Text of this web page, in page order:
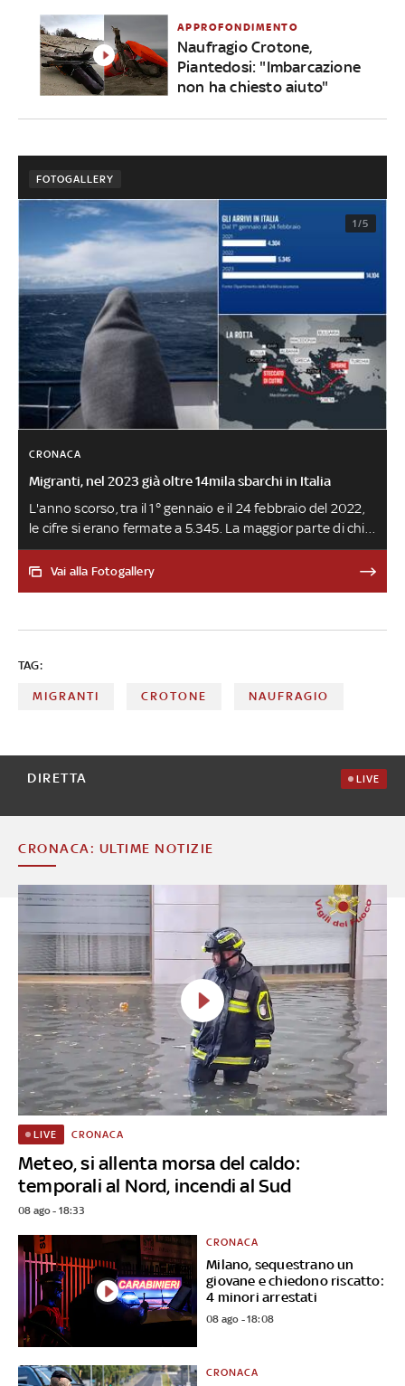
APPROFONDIMENTO
Naufragio Crotone,
Piantedosi: "Imbarcazione
non ha chiesto aiuto"
FOTOGALLERY
1/5
CRONACA
Migranti, nel 2023 già oltre 14mila sbarchi in Italia
L'anno scorso, tra il 1° gennaio e il 24 febbraio del 2022,
le cifre si erano fermate a 5.345. La maggior parte di chi è
arrivato sulle nostre coste quest'anno viene da Guinea e
Costa D'Avorio. Molti i minori non accompagnati: 861,
Vai alla Fotogallery
TAG:
MIGRANTI CROTONE NAUFRAGIO
DIRETTA LIVE
CRONACA: ULTIME NOTIZIE
Meteo, si allenta morsa del caldo:
temporali al Nord, incendi al Sud
LIVE CRONACA
08 ago - 18:33
Milano, sequestrano un
giovane e chiedono riscatto:
4 minori arrestati
CRONACA
08 ago - 18:08
CRONACA